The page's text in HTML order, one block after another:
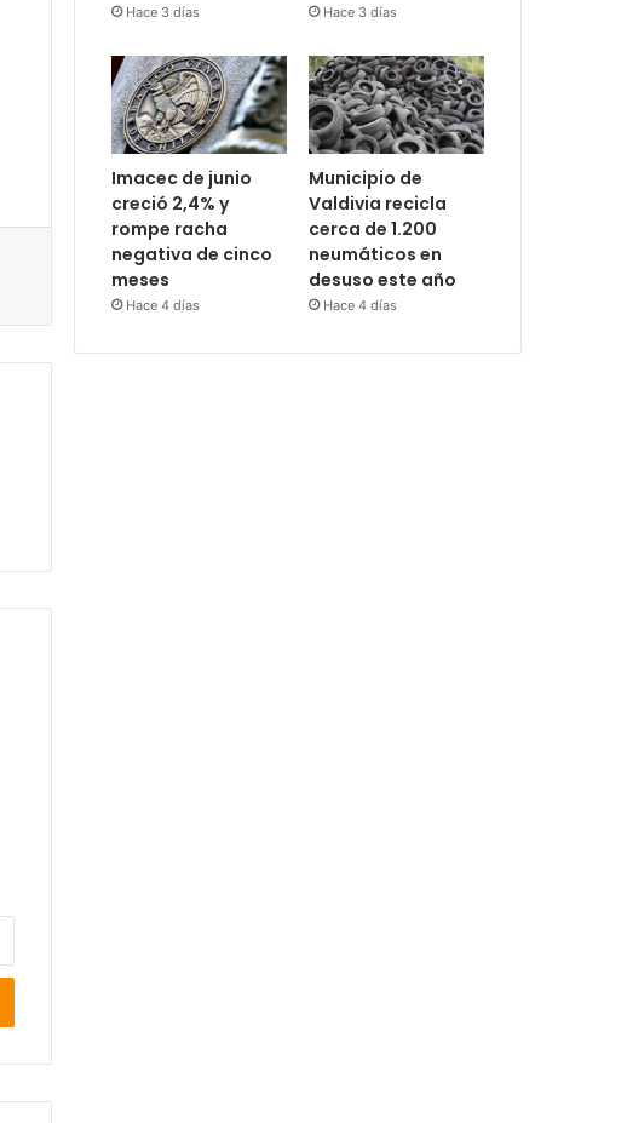
Hace 3 días Hace 3 días
Imacec de junio
creció 2,4% y
rompe racha
negativa de cinco
meses
Hace 4 días
Municipio de
Valdivia recicla
cerca de 1.200
neumáticos en
desuso este año
Hace 4 días